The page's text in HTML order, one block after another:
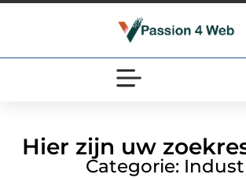
Hier zijn uw
Categorie: